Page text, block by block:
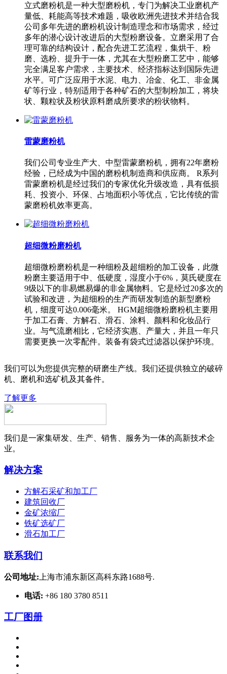
立式磨粉机是一种大型磨粉机，专门为解决工业磨机产
量低、耗能高等技术难题，吸收欧洲先进技术并结合我
公司多年先进的磨粉机设计制造理念和市场需求，经过
多年的潜心设计改进后的大型粉磨设备。立磨采用了合
理可靠的结构设计，配合先进工艺流程，集烘干、粉
磨、选粉、提升于一体，尤其在大型粉磨工艺中，能够
完全满足客户需求，主要技术、经济指标达到国际先进
水平。可广泛应用于水泥、电力、冶金、化工、非金属
矿等行业，特别适用于各种矿石的大型制粉加工，将块
状、颗粒状及粉状原料磨成所要求的粉状物料。
雷蒙磨粉机
我们公司专业生产大、中型雷蒙磨粉机，拥有22年磨粉
经验，已经成为中国的磨粉机制造商和供应商。 R系列
雷蒙磨粉机是经过我们的专家优化升级改造，具有低损
耗、投资小、环保、占地面积小等优点，它比传统的雷
蒙磨粉机效率更高。
超细微粉磨粉机
超细微粉磨粉机是一种细粉及超细粉的加工设备，此微
粉磨主要适用于中、低硬度，湿度小于6%，莫氏硬度在
9级以下的非易燃易爆的非金属物料。它是经过20多次的
试验和改进，为超细粉的生产而研发制造的新型磨粉
机，细度可达0.006毫米。 HGM超细微粉磨粉机主要用
于加工石膏、方解石、滑石、涂料、颜料和化妆品行
业。与气流磨相比，它经济实惠、产量大，并且一年只
需要更换一次零配件。装备有袋式过滤器以保护环境。
我们可以为您提供完整的研磨生产线。我们还提供独立的破碎
机、磨机和选矿机及其备件。
了解更多
我们是一家集研发、生产、销售、服务为一体的高新技术企
业。
解决方案
方解石采矿和加工厂
建筑回收厂
金矿浓缩厂
铁矿选矿厂
滑石加工厂
联系我们
公司地址: 上海市浦东新区高科东路1688号.
电话: +86 180 3780 8511
工厂图册